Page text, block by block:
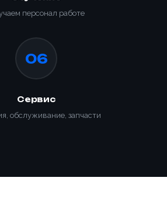
персонал работе
06
Сервис
обслуживание, запчасти